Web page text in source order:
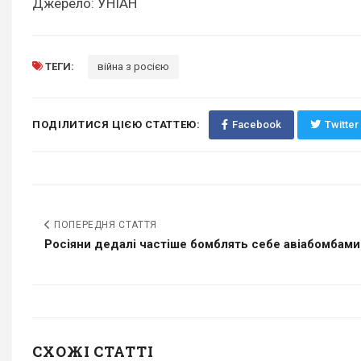
ТЕГИ: війна з росією
ПОДІЛИТИСЯ ЦІЄЮ СТАТТЕЮ: Facebook Twitter
ПОПЕРЕДНЯ СТАТТЯ
Росіяни дедалі частіше бомблять себе
СХОЖІ СТАТТІ